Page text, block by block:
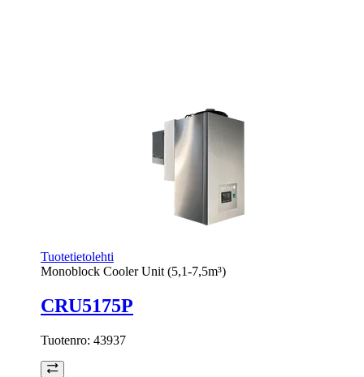
Tuotetietolehti
Monoblock Cooler Unit (5,1-7,5m³)
CRU5175P
Tuotenro: 43937